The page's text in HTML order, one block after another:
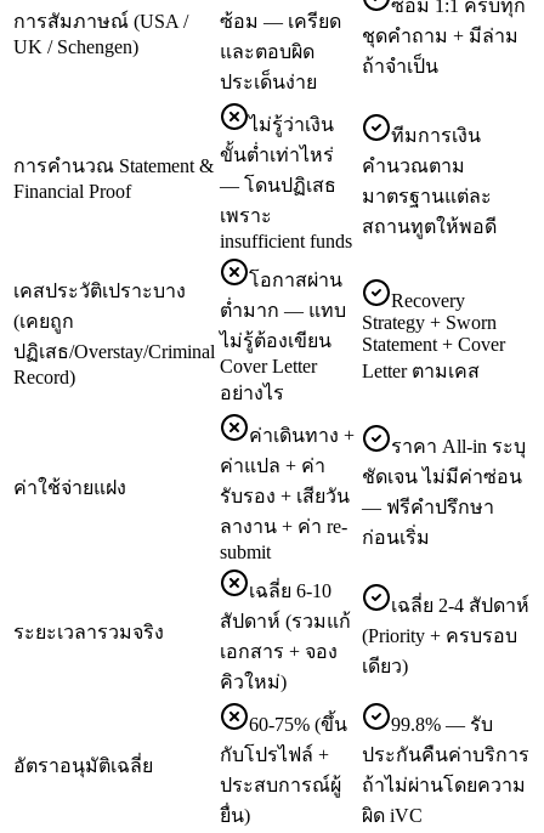
การสัมภาษณ์ (USA /
UK / Schengen)
ซ้อม — เครียด
และตอบผิด
ประเด็นง่าย
ซ้อม 1:1 ครบทุก
ชุดคำถาม + มีล่าม
ถ้าจำเป็น
การคำนวณ Statement &
Financial Proof
ไม่รู้ว่าเงิน
ขั้นต่ำเท่าไหร่
— โดนปฏิเสธ
เพราะ
insufficient funds
ทีมการเงิน
คำนวณตาม
มาตรฐานแต่ละ
สถานทูตให้พอดี
เคสประวัติเปราะบาง
(เคยถูก
ปฏิเสธ/Overstay/Criminal
Record)
โอกาสผ่าน
ต่ำมาก — แทบ
ไม่รู้ต้องเขียน
Cover Letter
อย่างไร
Recovery
Strategy + Sworn
Statement + Cover
Letter ตามเคส
ค่าใช้จ่ายแฝง
ค่าเดินทาง +
ค่าแปล + ค่า
รับรอง + เสียวัน
ลางาน + ค่า re-
submit
ราคา All-in ระบุ
ชัดเจน ไม่มีค่าซ่อน
— ฟรีคำปรึกษา
ก่อนเริ่ม
ระยะเวลารวมจริง
เฉลี่ย 6-10
สัปดาห์ (รวมแก้
เอกสาร + จอง
คิวใหม่)
เฉลี่ย 2-4 สัปดาห์
(Priority + ครบรอบ
เดียว)
อัตราอนุมัติเฉลี่ย
60-75% (ขึ้น
กับโปรไฟล์ +
ประสบการณ์ผู้
ยื่น)
99.8% — รับ
ประกันคืนค่าบริการ
ถ้าไม่ผ่านโดยความ
ผิด iVC